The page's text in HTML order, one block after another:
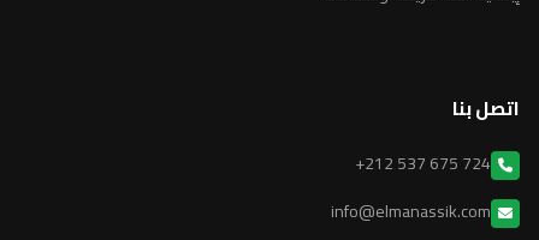
اتصل بنا
+212 537 675 724
info@elmanassik.com